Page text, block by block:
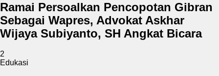
Ramai Persoalkan Pencopotan Gibran
Sebagai Wapres, Advokat Askhar
Wijaya Subiyanto, SH Angkat Bicara
2
Edukasi